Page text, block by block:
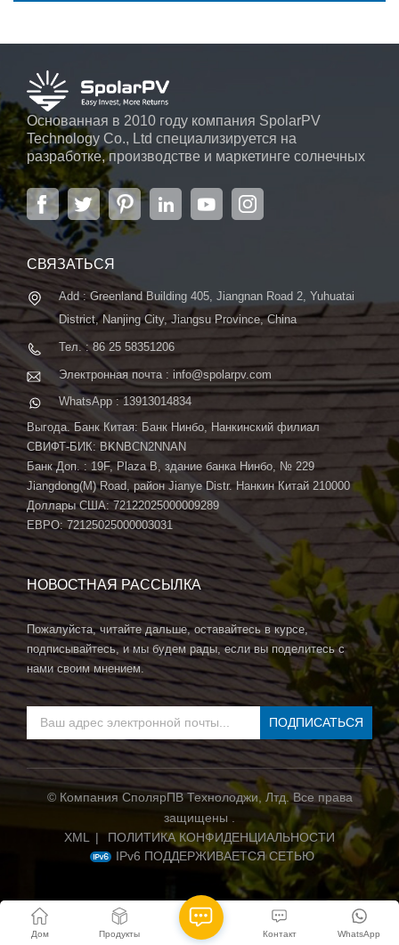
Основанная в 2010 году компания SpolarPV
Technology Co., Ltd специализируется на
разработке, производстве и маркетинге солнечных
элементов, солнечных модулей и солнечных
энергетических систем. Компания, расположенная
в Нанкине, столице провинции Цзянсу, на площади
6000 м2, может похвастаться передовой
автоматической системой ...
СВЯЗАТЬСЯ
Add : Greenland Building 405, Jiangnan Road 2, Yuhuatai
District, Nanjing City, Jiangsu Province, China
Тел. : 86 25 58351206
Электронная почта : info@spolarpv.com
WhatsApp : 13913014834
Выгода. Банк Китая: Банк Нинбо, Нанкинский филиал
СВИФТ-БИК: BKNBCN2NNAN
Банк Доп. : 19F, Plaza B, здание банка Нинбо, № 229
Jiangdong(M) Road, район Jianye Distr. Нанкин Китай 210000
Доллары США: 72122025000009289
ЕВРО: 72125025000003031
НОВОСТНАЯ РАССЫЛКА
Пожалуйста, читайте дальше, оставайтесь в курсе,
подписывайтесь, и мы будем рады, если вы поделитесь с
нами своим мнением.
© Компания СполярПВ Технолоджи, Лтд. Все права
защищены .
XML |
ПОЛИТИКА КОНФИДЕНЦИАЛЬНОСТИ
IPv6 ПОДДЕРЖИВАЕТСЯ СЕТЬЮ
Дом Продукты WhatsApp
Контакт